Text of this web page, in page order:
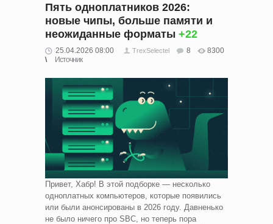
Пять одноплатников 2026:
новые чипы, больше памяти и
неожиданные форматы +22
25.04.2026 08:00 TrexSelectel 8
8300
Источник
Привет, Хабр! В этой подборке — несколько
одноплатных компьютеров, которые появились
или были анонсированы в 2026 году. Давненько
не было ничего про SBC, но теперь пора